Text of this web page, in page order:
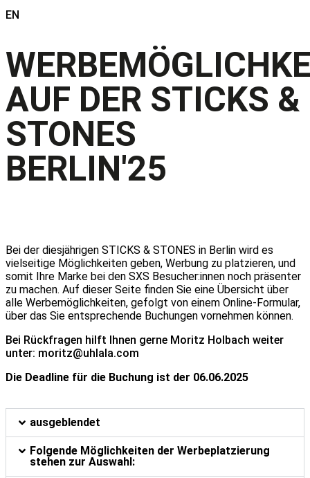
EN
AUF DER STICKS &
STONES
BERLIN'25
Bei der diesjährigen STICKS & STONES in Berlin wird es
vielseitige Möglichkeiten geben, Werbung zu platzieren, und
somit Ihre Marke bei den SXS Besucher:innen noch präsenter
zu machen. Auf dieser Seite finden Sie eine Übersicht über
alle Werbemöglichkeiten, gefolgt von einem Online-Formular,
über das Sie entsprechende Buchungen vornehmen können.
Bei Rückfragen hilft Ihnen gerne Moritz Holbach weiter
unter: moritz@uhlala.com
Die Deadline für die Buchung ist der 06.06.2025
ausgeblendet
Folgende Möglichkeiten der Werbeplatzierung
stehen zur Auswahl: